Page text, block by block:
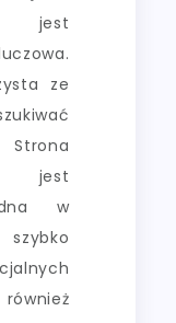
jest
ze
jest
w